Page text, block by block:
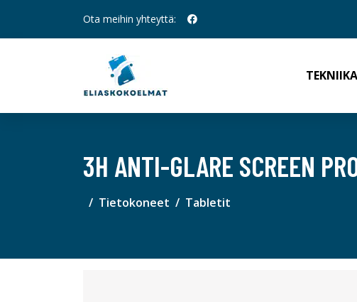
Ota meihin yhteyttä:
3H ANTI-GLARE SCREEN
Tietokoneet Tabletit